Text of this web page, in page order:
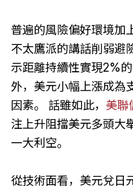
普遍的風險偏好環境加
不太鷹派的講話削弱避
示距離持續性實現2%
外，美元小幅上漲成為
因素。 話雖如此， 美聯
注上升阻擋美元多頭大
一大利空。
從技術面看，美元兌日